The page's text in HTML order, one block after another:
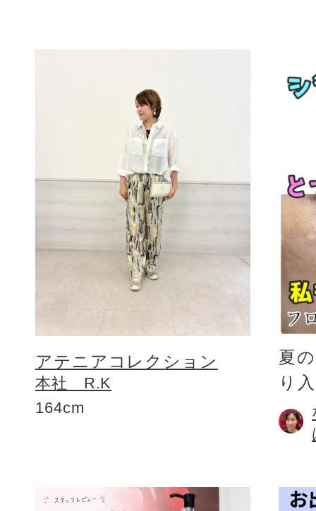
アテニアコレクション
本社 R.K
164cm
夏
り